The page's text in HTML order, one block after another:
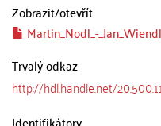
Zobrazit/otevřít
Martin_Nodl_-
Trvalý odkaz
http://hdl.handle.net/